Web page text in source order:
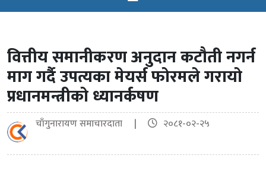
वित्तीय समानीकरण अनुदान कटौती नगर्न
माग गर्दै उपत्यका मेयर्स फोरमले गरायो
प्रधानमन्त्रीको ध्यानर्कषण
चाँगुनारायण समाचारदाता | २०८१-०२-२५